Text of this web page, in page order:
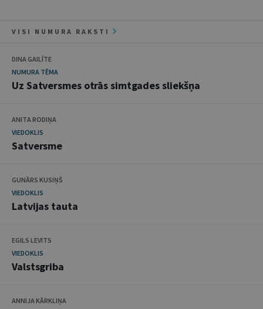
VISI NUMURA RAKSTI
DINA GAILĪTE
NUMURA TĒMA
Uz Satversmes otrās simtgades sliekšņa
ANITA RODIŅA
VIEDOKLIS
Satversme
GUNĀRS KUSIŅŠ
VIEDOKLIS
Latvijas tauta
EGILS LEVITS
VIEDOKLIS
Valstsgriba
ANNIJA KĀRKLIŅA